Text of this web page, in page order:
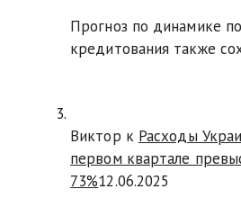
Прогноз по динамике
кредитования также
Виктор к Расходы
первом квартале
73%12.06.2025